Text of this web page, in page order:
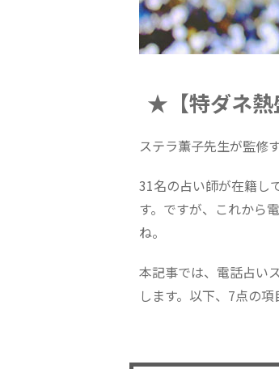
★【特ダネ熱
ステラ薫子先生が監修
31名の占い師が在籍し
す。ですが、これから
ね。
本記事では、電話占い
します。以下、7点の